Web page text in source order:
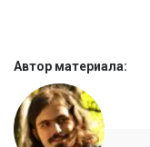
Автор материала: